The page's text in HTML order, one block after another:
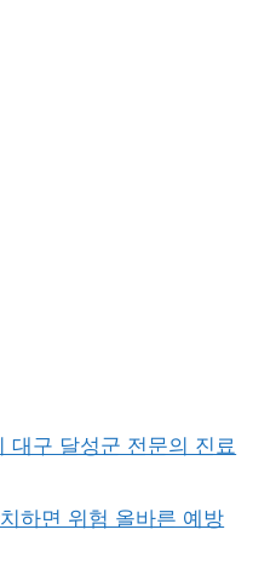
대구 달성군 전문의 진료
하면 위험 올바른 예방